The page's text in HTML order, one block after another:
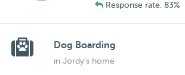
Response rate: 83%
Dog Boarding
in Jordy's home